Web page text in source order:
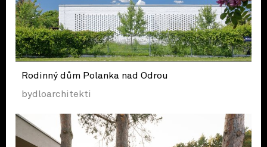
Rodinný dům Polanka nad Odrou
bydloarchitekti